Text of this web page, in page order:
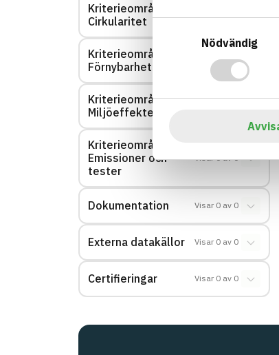
Nödvändig
Kriterieområde:
Cirkularitet
Kriterieområde:
Förnybarhet
0 av 0
Kriterieområde:
Miljöeffekter – EPD
Kriterieområde:
Emissioner och
tester
Visar 0 av 0
Dokumentation Visar 0 av 0
Externa datakällor Visar 0 av 0
Certifieringar Visar 0 av 0